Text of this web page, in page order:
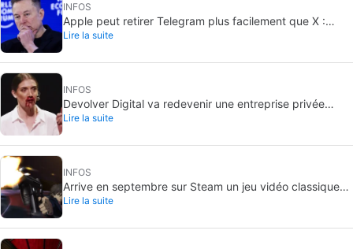
INFOS
Apple peut retirer Telegram plus facilement que X :
pourquoi l’app est plus exposée
Lire la suite
INFOS
Devolver Digital va redevenir une entreprise privée
parce que créer de la valeur pour les investisseurs va
Lire la suite
INFOS
Arrive en septembre sur Steam un jeu vidéo classique
que, jusqu’à présent, on ne pouvait acheter qu’en DVD
Lire la suite